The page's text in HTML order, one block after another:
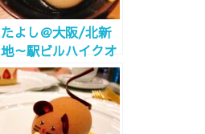
たよし＠大阪/北新
地～駅ビルハイクオ
リティ～